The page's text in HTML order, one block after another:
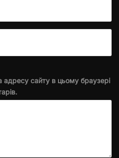
адресу сайту в цьому браузері